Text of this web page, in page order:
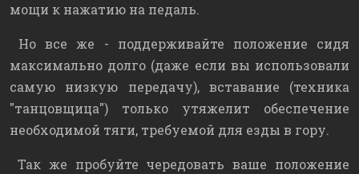
мощи к нажатию на педаль.
Но все же - поддерживайте положение сидя
максимально долго (даже если вы использовали
самую низкую передачу), вставание (техника
"танцовщица") только утяжелит обеспечение
необходимой тяги, требуемой для езды в гору.
Так же пробуйте чередовать ваше положение